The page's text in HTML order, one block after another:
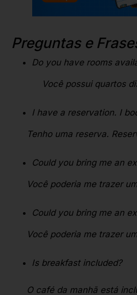
Preguntas e
Do you have rooms
Você possui quartos
I have a reservation. I
Tenho uma reserva.
Could you bring me an
Você poderia me trazer
Could you bring me an
Você poderia me trazer
Is breakfast included?
O café da manhã está